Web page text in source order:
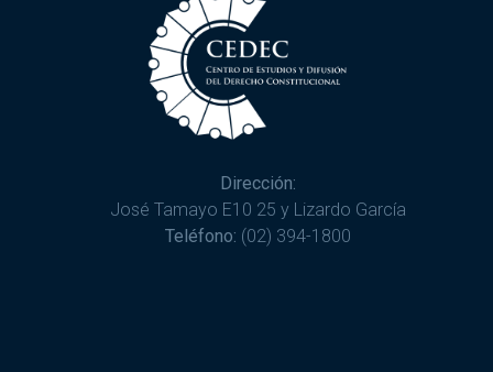
Dirección:
José Tamayo E10 25 y Lizardo García
Teléfono: (02) 394-1800